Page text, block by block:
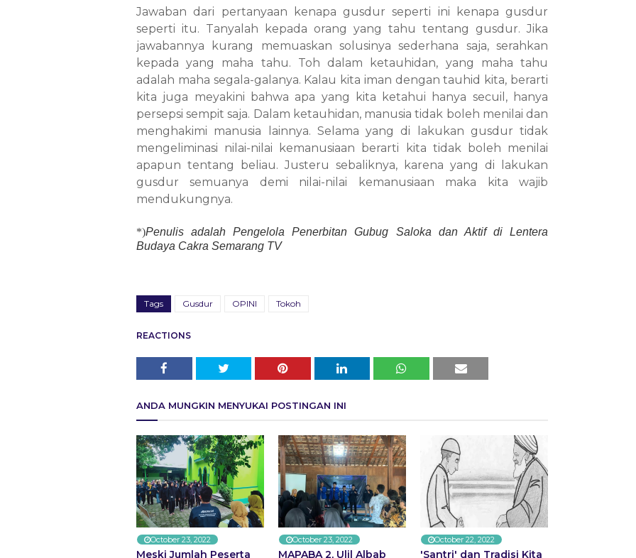
Jawaban dari pertanyaan kenapa gusdur seperti ini kenapa gusdur
seperti itu. Tanyalah kepada orang yang tahu tentang gusdur. Jika
jawabannya kurang memuaskan solusinya sederhana saja, serahkan
kepada yang maha tahu. Toh dalam ketauhidan, yang maha tahu
adalah maha segala-galanya. Kalau kita iman dengan tauhid kita, berarti
kita juga meyakini bahwa apa yang kita ketahui hanya secuil, hanya
persepsi sempit saja. Dalam ketauhidan, manusia tidak boleh menilai dan
menghakimi manusia lainnya. Selama yang di lakukan gusdur tidak
mengeliminasi nilai-nilai kemanusiaan berarti kita tidak boleh menilai
apapun tentang beliau. Justeru sebaliknya, karena yang di lakukan
gusdur semuanya demi nilai-nilai kemanusiaan maka kita wajib
mendukungnya.
*)Penulis adalah Pengelola Penerbitan Gubug Saloka dan Aktif di Lentera
Budaya Cakra Semarang TV
Tags Gusdur OPINI Tokoh
REACTIONS
ANDA MUNGKIN MENYUKAI POSTINGAN INI
October 23, 2022
Meski Jumlah Peserta
October 23, 2022
MAPABA 2, Ulil Albab
October 22, 2022
'Santri' dan Tradisi Kita